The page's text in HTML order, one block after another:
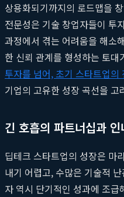
상용화되기까지의 로드맵을
전문성은 기술 창업자들이 투
과정에서 겪는 어려움을 해소
한 신뢰 관계를 형성하는 토대
투자를 넘어, 초기 스타트업의
기업의 고유한 성장 곡선을
긴 호흡의 파트너십과
딥테크 스타트업의 성장은 마
내기 어렵고, 수많은 기술적
자 역시 단기적인 성과에 조